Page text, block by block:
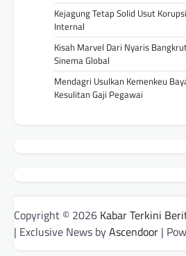
Kejagung Tetap Solid Usut
Internal
Kisah Marvel Dari Nyaris
Sinema Global
Mendagri Usulkan Kemenkeu
Kesulitan Gaji Pegawai
Copyright © 2026 Kabar Terkini
| Exclusive News byAscendoor |